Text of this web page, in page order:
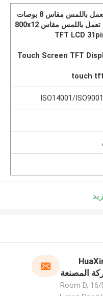
شاشة TFT تعمل باللمس مقاس 8 بوصات
، شاشة TFT تعمل باللمس مقاس 800x12
Touch Screen TFT
touch
ISO14001/
Room D, 16/